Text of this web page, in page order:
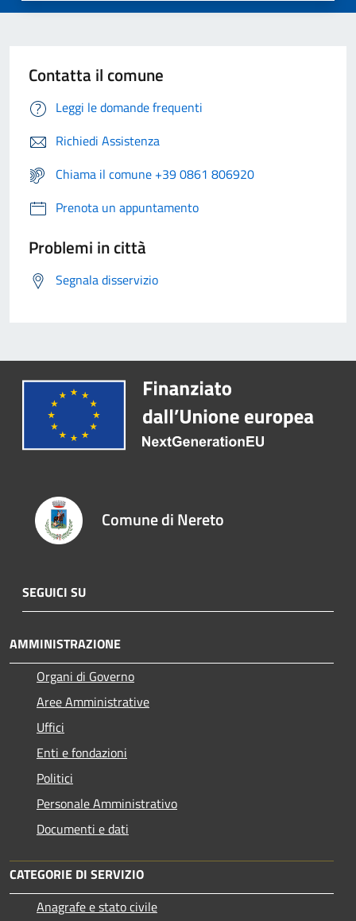
Contatta il comune
Leggi le domande frequenti
Richiedi Assistenza
Chiama il comune +39 0861 806920
Prenota un appuntamento
Problemi in città
Segnala disservizio
Comune di Nereto
SEGUICI SU
AMMINISTRAZIONE
Organi di Governo
Aree Amministrative
Uffici
Enti e fondazioni
Politici
Personale Amministrativo
Documenti e dati
CATEGORIE DI SERVIZIO
Anagrafe e stato civile